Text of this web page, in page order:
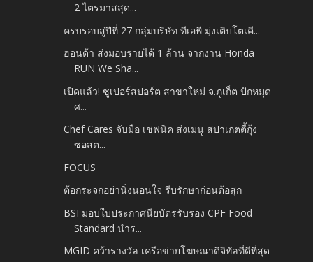
2 ไตรมาสสุด...
ครบรอบสู่ปีที่ 27 กลุ่มบริษัท ทีเอพี มุ่งเติบโตเคี...
ฮอนด้า ส่งมอบรายได้ 1 ล้าน จากงาน Honda
RUN We Sha...
เปิดแล้ว! ซูเปอร์สปอร์ต สาขาใหม่ จ.ภูเก็ต ปักหมุด
ศ...
Chef Cares จับมือ เชฟนิค ส่งเมนู สปาเกตตี้กุ้ง
ซอสต...
FOCUS
ต้อกระจกอย่านิ่งนอนใจ รีบรักษาก่อนต้อสุก
BSI มอบใบประกาศนียบัตรรับรอง CPF Food
Standard นำร...
MGID คว้ารางวัล เครือข่ายโฆษณาดิจิทัลที่ดีที่สุด